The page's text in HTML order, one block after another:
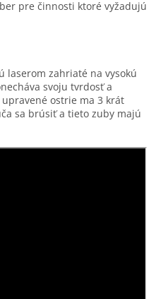
pre činnosti ktoré vyžadujú
laserom zahriaté na vysokú
svoju tvrdosť a
ostrie ma 3 krát
sa brúsiť a tieto zuby majú